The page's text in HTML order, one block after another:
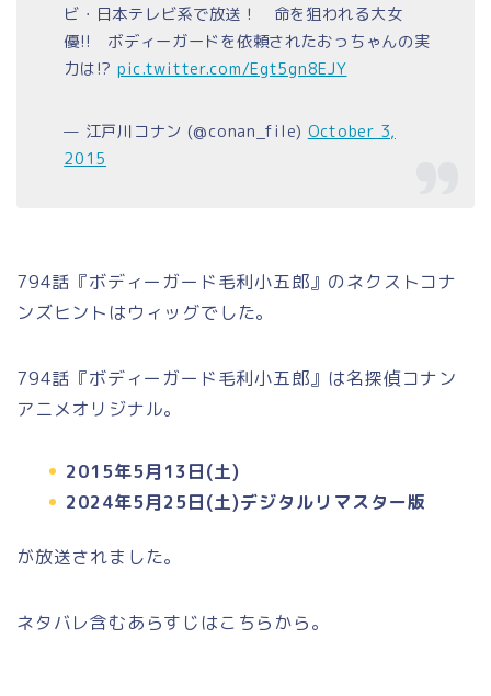
ビ・日本テレビ系で放送！ 命を狙われる大女
優!! ボディーガードを依頼されたおっちゃんの実
力は!? pic.twitter.com/Egt5gn8EJY
— 江戸川コナン (@conan_file) October 3,
2015
794話『ボディーガード毛利小五郎』のネクストコナ
ンズヒントはウィッグでした。
794話『ボディーガード毛利小五郎』は名探偵コナン
アニメオリジナル。
2015年5月13日(土)
2024年5月25日(土)デジタルリマスター版
が放送されました。
ネタバレ含むあらすじはこちらから。